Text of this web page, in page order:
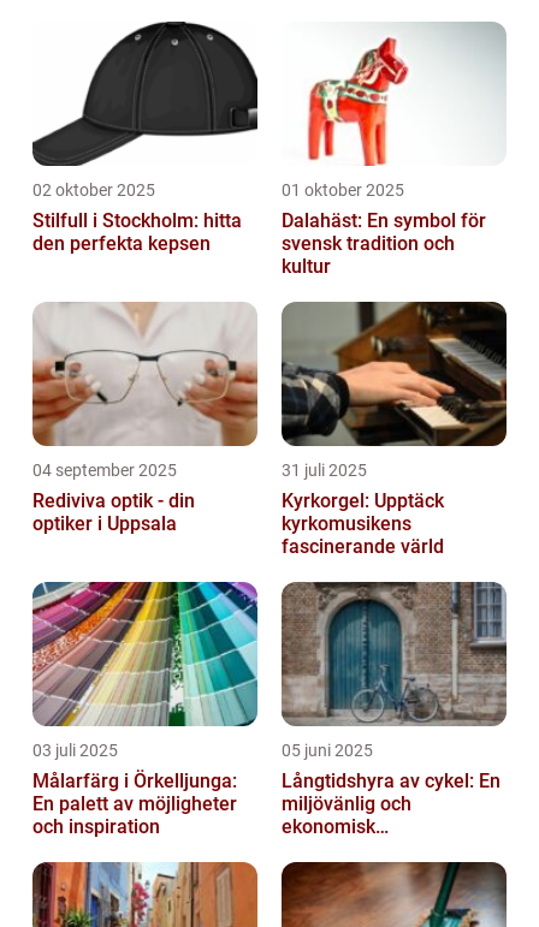
02 oktober 2025
Stilfull i Stockholm: hitta
den perfekta kepsen
01 oktober 2025
Dalahäst: En symbol för
svensk tradition och
kultur
04 september 2025
Rediviva optik - din
optiker i Uppsala
31 juli 2025
Kyrkorgel: Upptäck
kyrkomusikens
fascinerande värld
03 juli 2025
Målarfärg i Örkelljunga:
En palett av möjligheter
och inspiration
05 juni 2025
Långtidshyra av cykel: En
miljövänlig och
ekonomisk